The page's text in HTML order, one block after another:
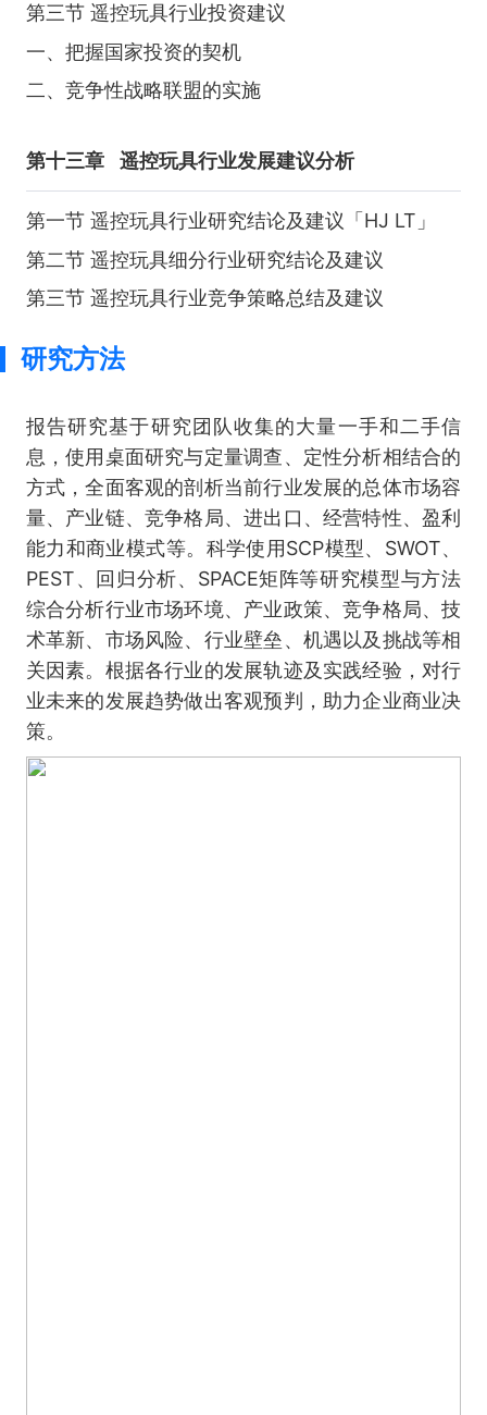
第三节 遥控玩具行业投资建议
一、把握国家投资的契机
二、竞争性战略联盟的实施
第十三章 遥控玩具行业发展建议分析
第一节 遥控玩具行业研究结论及建议「HJ LT」
第二节 遥控玩具细分行业研究结论及建议
第三节 遥控玩具行业竞争策略总结及建议
研究方法
报告研究基于研究团队收集的大量一手和二手信
息，使用桌面研究与定量调查、定性分析相结合的
方式，全面客观的剖析当前行业发展的总体市场容
量、产业链、竞争格局、进出口、经营特性、盈利
能力和商业模式等。科学使用SCP模型、SWOT、
PEST、回归分析、SPACE矩阵等研究模型与方法
综合分析行业市场环境、产业政策、竞争格局、技
术革新、市场风险、行业壁垒、机遇以及挑战等相
关因素。根据各行业的发展轨迹及实践经验，对行
业未来的发展趋势做出客观预判，助力企业商业决
策。